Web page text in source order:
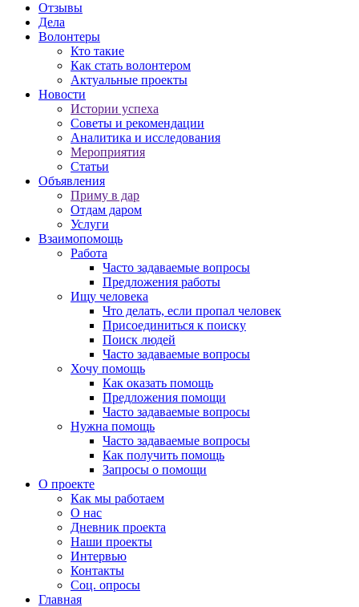
Отзывы
Дела
Волонтеры
Кто такие
Как стать волонтером
Актуальные проекты
Новости
Истории успеха
Советы и рекомендации
Аналитика и исследования
Мероприятия
Статьи
Объявления
Приму в дар
Отдам даром
Услуги
Взаимопомощь
Работа
Часто задаваемые вопросы
Предложения работы
Ищу человека
Что делать, если пропал человек
Присоединиться к поиску
Поиск людей
Часто задаваемые вопросы
Хочу помощь
Как оказать помощь
Предложения помощи
Часто задаваемые вопросы
Нужна помощь
Часто задаваемые вопросы
Как получить помощь
Запросы о помощи
О проекте
Как мы работаем
О нас
Дневник проекта
Наши проекты
Интервью
Контакты
Соц. опросы
Главная